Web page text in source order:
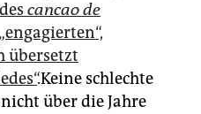
cancao de
übersetzt
.Keine schlechte
über die Jahre